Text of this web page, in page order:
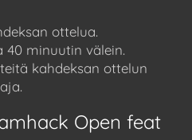
ottelua.
40 minuutin välein.
kahdeksan ottelun
Open feat